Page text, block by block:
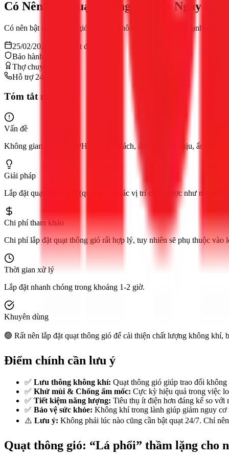
Có Nên Bật Quạt Thông Gió Cả Ngày
Có nên bật quạt thông gió cả ngày không? & phòng máy lạnh có
25/02/2026
phút đọc
Bảo hành 12 tháng
Thợ chuyên nghiệp
Hỗ trợ 24/7
Tóm tắt nhanh
Vấn đề
Không gian sống tại TPHCM bị bí bách, ám mùi khó chịu, ẩm
Giải pháp
Lắp đặt quạt thông gió (quạt hút) ở các vị trí chiến lược như nhà vệ
Chi phí tham khảo
Chi phí lắp đặt quạt thông gió rất hợp lý, tuy nhiên sẽ phụ thuộc
Thời gian xử lý
Lắp đặt nhanh chóng trong khoảng 1-2 giờ.
Khuyên dùng
🟢 Rất nên lắp đặt quạt thông gió để cải thiện chất lượng không khí,
Điểm chính cần lưu ý
✅ Lưu thông không khí: Quạt thông gió giúp trao đổi
✅ Khử mùi & Chống ẩm mốc: Cực kỳ hiệu quả trong việc
✅ Tiết kiệm năng lượng: Tiêu thụ ít điện hơn đáng kể so với
✅ Bảo vệ sức khỏe: Không khí trong lành giúp giảm nguy cơ
⚠️ Lưu ý: Không phải lúc nào cũng cần bật quạt 24/7. Chỉ
Quạt thông gió: “Lá phổi” thầm lặng cho